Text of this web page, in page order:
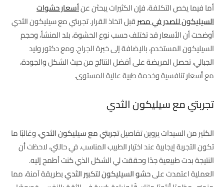
أما فيما يخص التكلفة، فإن الكثيرات يبحثن عنأسعار حشوات
السيليكون للصدر في مصرقبل اتخاذ القرار. تجربتي مع سيليكون الثدي
أوضحت أن الأسعار قد تختلف حسب نوع الحشوة، بلد المنشأ، وحجم
السيليكون المستخدم، بالإضافة إلى خبرة الجراح. ومع دكتور وليد
الجبالي، تحصل المريضة على أفضل النتائج من حيث الشكل والجودة،
مع أسعار تنافسية وخدمة طبية عالية المستوى.
تجربتي مع سيليكون الثدي
الكثير من السيدات يروين تفاصيلتجربتي مع سيليكون الثدي، وغالبًا ما
تكون التجربة إيجابية عند اختيار الطبيب المناسب. في حالتي، لاحظت أن
النتيجة بدت طبيعية جدًا وحققت لي الشكل الذي كنت أطمح إليه.
العملية اعتمدت علىحشو السيليكون لتكبير الثديبطريقة آمنة، مما